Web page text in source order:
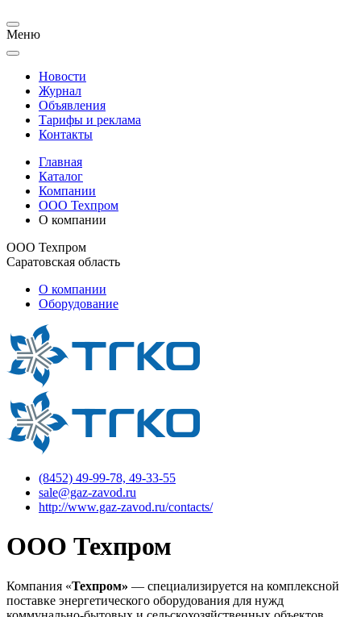
Меню
Новости
Журнал
Объявления
Тарифы и реклама
Контакты
Главная
Каталог
Компании
ООО Техпром
О компании
ООО Техпром
Саратовская область
О компании
Оборудование
(8452) 49-99-78, 49-33-55
sale@gaz-zavod.ru
http://www.gaz-zavod.ru/contacts/
ООО Техпром
Компания «Техпром» — специализируется на комплексной
поставке энергетического оборудования для нужд